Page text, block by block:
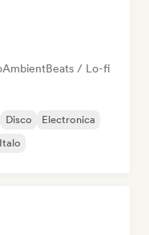
AmbientBeats / Lo-fi
Disco
Electronica